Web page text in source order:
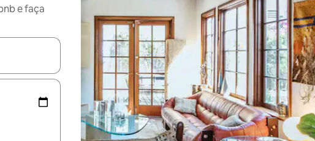
e faça
explore-os usando as seta para cima e para baixo do teclado ou